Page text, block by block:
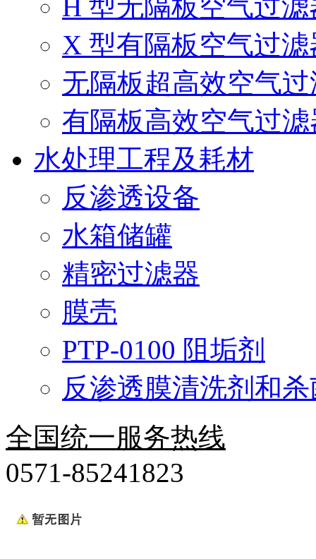
H 型无隔板空气过滤
X 型有隔板空气过滤
无隔板超高效空气
有隔板高效空气过滤
水处理工程及耗材
反渗透设备
水箱储罐
精密过滤器
膜壳
PTP-0100 阻垢剂
反渗透膜清洗剂和
全国统一服务热线
0571-85241823